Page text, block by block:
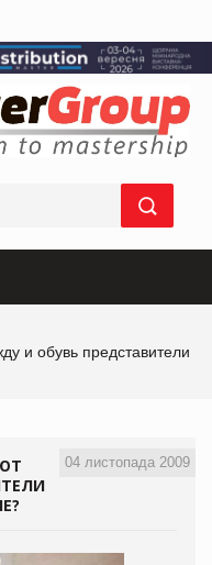
и обувь представители
04 листопада 2009